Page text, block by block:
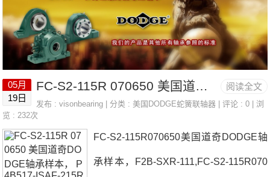
阅读全文
05月
19日
FC-S2-115R 070650 美国道奇DODGE轴承样本， P4B517-ISAF-215R
发布 :visonbearing | 分类 :美国DODGE蛇簧联轴器 | 评论 : 0 | 浏
览 : 232次
FC-S2-115R070650美国道奇DODGE轴
承样本，F2B-SXR-111,FC-S2-115R070